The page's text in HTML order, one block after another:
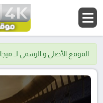
الموقع الأصلي و الرسمي لــ ميجا 4K , ولا يوجد لدينا موقع اخر.